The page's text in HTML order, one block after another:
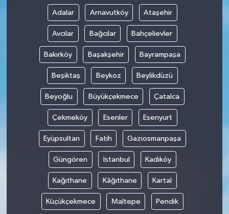
Adalar Arnavutköy Ataşehir
Avcılar Bağcılar Bahçelievler
Bakırköy Başakşehir Bayrampaşa
Beşiktaş Beykoz Beylikdüzü
Beyoğlu Büyükçekmece Çatalca
Çekmeköy Esenler Esenyurt
Eyüpsultan Fatih Gaziosmanpaşa
Güngören Istanbul Kadıköy
Kağıthane Kâğıthane Kartal
Küçükçekmece Maltepe Pendik